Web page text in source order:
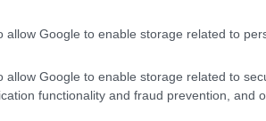
allow Google to enable storage related to
allow Google to enable storage related to
functionality and fraud prevention, and